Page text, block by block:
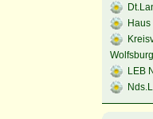
Haus
LEB